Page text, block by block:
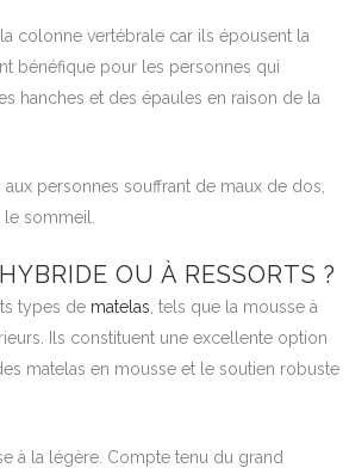
colonne vertébrale car ils épousent la
bénéfique pour les personnes qui
hanches et des épaules en raison de la
personnes souffrant de maux de dos,
le sommeil.
OU À RESSORTS ?
types de matelas, tels que la mousse à
Ils constituent une excellente option
matelas en mousse et le soutien robuste
à la légère. Compte tenu du grand